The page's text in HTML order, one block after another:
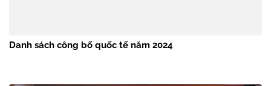
Danh sách công bố quốc tế năm 2024